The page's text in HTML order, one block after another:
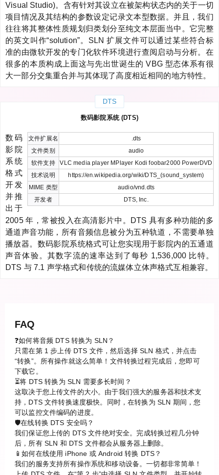
Visual Studio)。含有针对其设立在被架构状态内的关于一切
项目情况及其结构的参数设定记录文本型数据。并且，我们
往往将其整体性质规划归类划分至纯文本层面当中。它完整
的英文叫作“solution”。SLN 扩展文件可以通过某些符合标
准的由微软开发的专门化软件环境进行查阅启动与分析。在
很多的本质构成上面这与先出世诞生的 VBG 型态体系有很
大一部分交集重合并与其体现了高度相近相同的地方特性。
DTS
数码影院系统 (DTS)
文件扩展名
.dts
文件类别
audio
软件支持
VLC media player MPlayer Kodi foobar2000 PowerDVD
技术说明
https://en.wikipedia.org/wiki/DTS_(sound_system)
MIME 类型
audio/vnd.dts
开发者
DTS, Inc.
数码
影院
系统
格式
开发
并推
出于
2005 年，常被投入在高清影片中。DTS 具有多种功能的多
通道声音功能，所有音频信息被分为五种轨道，不需要单独
播放器。数码影院系统格式可让您实现用于影院内的五通道
声音体验。其数字流的速率达到了每秒 1,536,000 比特。
DTS 与 7.1 声学格式和传统的流媒体立体声格式互相兼容。
FAQ
❓如何将音频 DTS 转换为 SLN？
只需在第 1 步上传 DTS 文件，然后选择 SLN 格式，并点击
“转换”。所有操作就这么简单！文件转换过程完成后，您即可
下载它。
⏳将 DTS 转换为 SLN 需要多长时间？
这取决于您上传文件的大小。由于我们强大的服务器和技术支
持，DTS 文件转换速度极快。同时，在转换为 SLN 期间，您
可以监控文件编码的进度。
🛡️在线转换 DTS 安全吗？
我们保证您上传的 DTS 文件绝对安全。完成转换过程几分钟
后，所有 SLN 和 DTS 文件都会从服务器上删除。
📱如何在线使用 iPhone 或 Android 转换 DTS？
我们的服务支持所有操作系统和移动设备。一切都非常简单！